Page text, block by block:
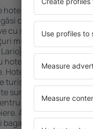
hoteluri disponibile în
cazare potrivită
cu standarde ȋnalte
mici? Cu ajutorul
Lario} pentru orice
verificați
Hotelurile în Gera
turistice populare, cât
sunt disponibile
o noapte atunci
Alegeți hotelul
pentru o